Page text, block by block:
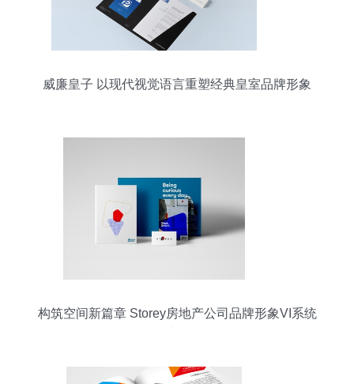
威廉皇子 以现代视觉语言重塑经典皇室品牌形象
构筑空间新篇章 Storey房地产公司品牌形象VI系统